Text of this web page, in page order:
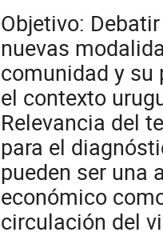
Objetivo:
nuevas
comunidad y
el contexto
Relevancia del
para el
pueden ser una
económico
circulación del